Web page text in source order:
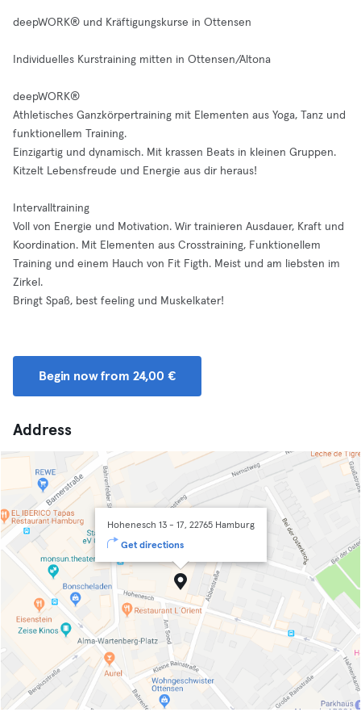
deepWORK® und Kräftigungskurse in Ottensen
Individuelles Kurstraining mitten in Ottensen/Altona
deepWORK®
Athletisches Ganzkörpertraining mit Elementen aus Yoga, Tanz und
funktionellem Training.
Einzigartig und dynamisch. Mit krassen Beats in kleinen Gruppen.
Kitzelt Lebensfreude und Energie aus dir heraus!
Intervalltraining
Voll von Energie und Motivation. Wir trainieren Ausdauer, Kraft und
Koordination. Mit Elementen aus Crosstraining, Funktionellem
Training und einem Hauch von Fit Figth. Meist und am liebsten im
Zirkel.
Bringt Spaß, best feeling und Muskelkater!
Begin now from 24,00 €
Address
Hohenesch 13 - 17, 22765 Hamburg
Get directions